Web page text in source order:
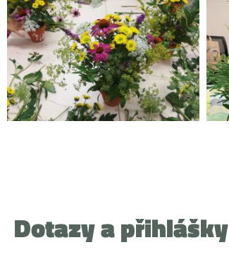
Dotazy a přihlášky